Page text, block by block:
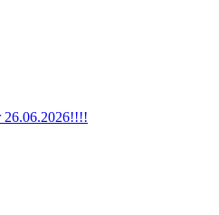
26.06.2026!!!!